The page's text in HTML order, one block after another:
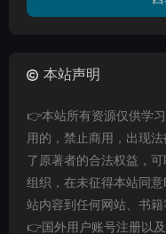
本站声明
👉本站所有资源仅供学
用的，禁止商用，出现
了原著者的合法权益，
组织，在未征得本站同
站内容到任何网站、书籍
👉国外用户账号注册以